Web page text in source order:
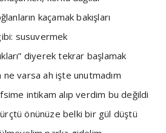
kaçamak bakışları
susuvermek
diyerek tekrar başlamak
ne varsa ah işte unutmadım
intikam alıp verdim bu değildi
önünüze belki bir gül düştü